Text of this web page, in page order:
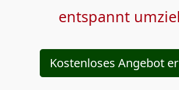
entspannt
Kostenloses Angebot